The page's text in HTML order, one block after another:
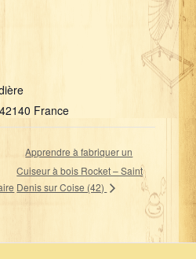
42140 France
Apprendre à fabriquer un
Cuiseur à bois Rocket – Saint
Denis sur Coise (42)